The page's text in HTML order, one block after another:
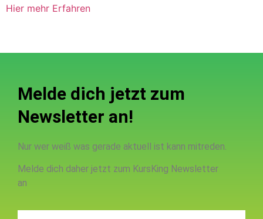
Hier mehr Erfahren
Melde dich jetzt zum
Newsletter an!
Nur wer weiß was gerade aktuell ist kann mitreden.
Melde dich daher jetzt zum KursKing Newsletter
an